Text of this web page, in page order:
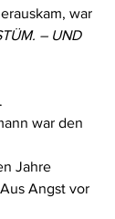
war
– UND
war den
Jahre
Angst vor